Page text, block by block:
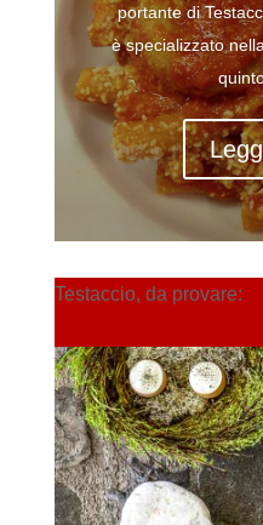
portante di
è specializzato
Testaccio, da provare: